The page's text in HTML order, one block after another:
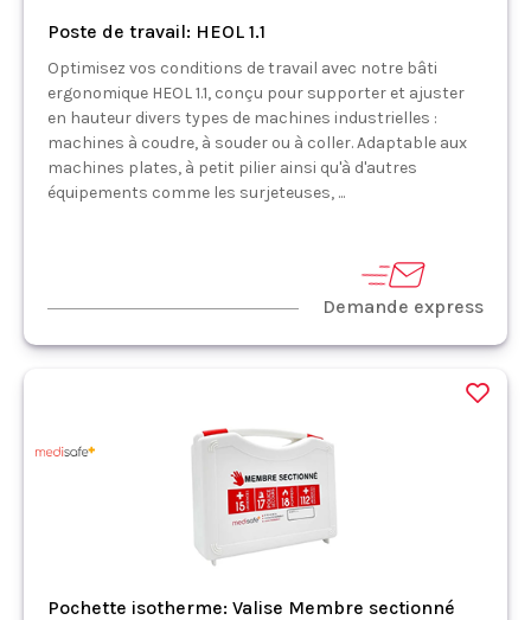
Poste de travail: HEOL 1.1
Optimisez vos conditions de travail avec notre bâti
ergonomique HEOL 1.1, conçu pour supporter et ajuster
en hauteur divers types de machines industrielles :
machines à coudre, à souder ou à coller. Adaptable aux
machines plates, à petit pilier ainsi qu'à d'autres
équipements comme les surjeteuses, ...
Demande express
Pochette isotherme: Valise Membre sectionné